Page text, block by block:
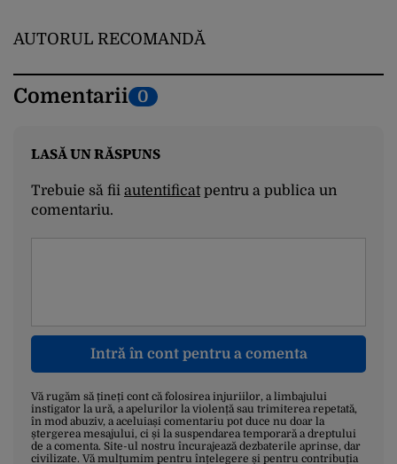
AUTORUL RECOMANDĂ
Comentarii 0
LASĂ UN RĂSPUNS
Trebuie să fii autentificatpentru a publica un
comentariu.
Intră în cont pentru a comenta
Vă rugăm să țineți cont că folosirea injuriilor, a limbajului
instigator la ură, a apelurilor la violență sau trimiterea repetată,
în mod abuziv, a aceluiași comentariu pot duce nu doar la
ștergerea mesajului, ci și la suspendarea temporară a dreptului
de a comenta. Site-ul nostru încurajează dezbaterile aprinse, dar
civilizate. Vă mulțumim pentru înțelegere și pentru contribuția